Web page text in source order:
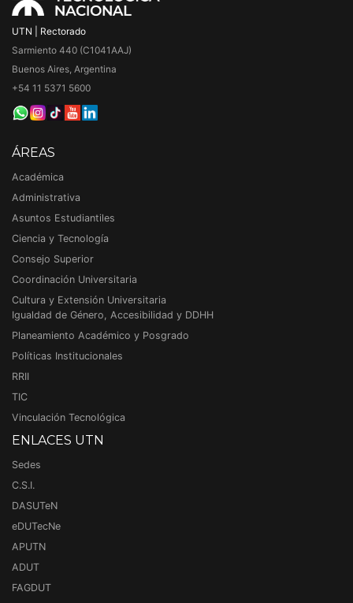
UTN | Rectorado
Sarmiento 440 (C1041AAJ)
Buenos Aires, Argentina
+54 11 5371 5600
ÁREAS
Académica
Administrativa
Asuntos Estudiantiles
Ciencia y Tecnología
Consejo Superior
Coordinación Universitaria
Cultura y Extensión Universitaria
Igualdad de Género, Accesibilidad y DDHH
Planeamiento Académico y Posgrado
Políticas Institucionales
RRII
TIC
Vinculación Tecnológica
ENLACES UTN
Sedes
C.S.I.
DASUTeN
eDUTecNe
APUTN
ADUT
FAGDUT